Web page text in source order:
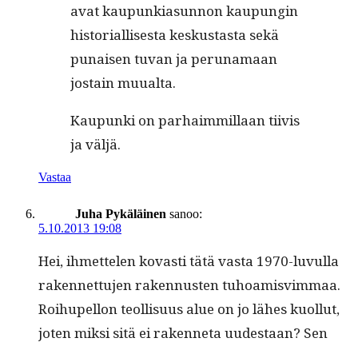
a­vat kaupunki­a­sun­non kaupun­gin
his­to­ri­al­lis­es­ta keskus­tas­ta sekä
punaisen tuvan ja peruna­maan
jostain muualta.
Kaupun­ki on parhaim­mil­laan tiivis
ja väljä.
Vastaa
Juha Pykäläinen sanoo:
5.10.2013 19:08
Hei, ihmette­len kovasti tätä vas­ta 1970-luvul­la
raken­net­tu­jen raken­nusten tuhoamisvim­maa.
Roi­hu­pel­lon teol­lisu­us alue on jo läh­es kuol­lut,
joten mik­si sitä ei raken­neta uud­estaan? Sen